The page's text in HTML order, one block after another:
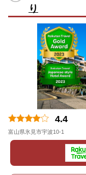
り
4.4
富山県氷見市宇波10-1